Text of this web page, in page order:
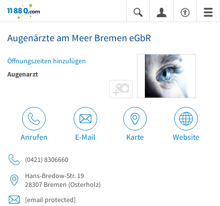
11880.com
Augenärzte am Meer Bremen eGbR
Öffnungszeiten hinzufügen
Augenarzt
Anrufen E-Mail Karte Website
(0421) 8306660
Hans-Bredow-Str. 19
28307 Bremen (Osterholz)
[email protected]